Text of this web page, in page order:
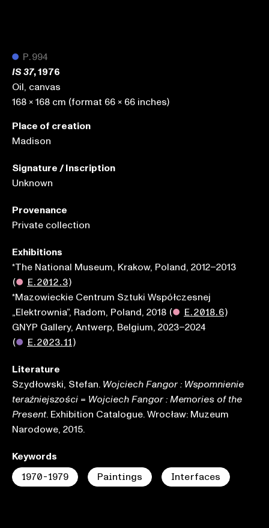
● P.994
IS 37, 1976
Oil, canvas
168 x 168 cm (format 66 x 66 inches)
Place of creation
Madison
Keywords
1970-1979 Paintings Interfaces
Signature / Inscription
Unknown
Provenance
Private collection
Exhibitions
*The National Museum, Krakow, Poland, 2012–2013
(● E.2012.3)
*Mazowieckie Centrum Sztuki Współczesnej
„Elektrownia”, Radom, Poland, 2018 (● E.2018.6)
GNYP Gallery, Antwerp, Belgium, 2023–2024
(● E.2023.11)
Literature
Szydłowski, Stefan. Wojciech Fangor : Wspomnienie
teraźniejszości = Wojciech Fangor : Memories of the
Present. Exhibition Catalogue. Wrocław: Muzeum
Narodowe, 2015.